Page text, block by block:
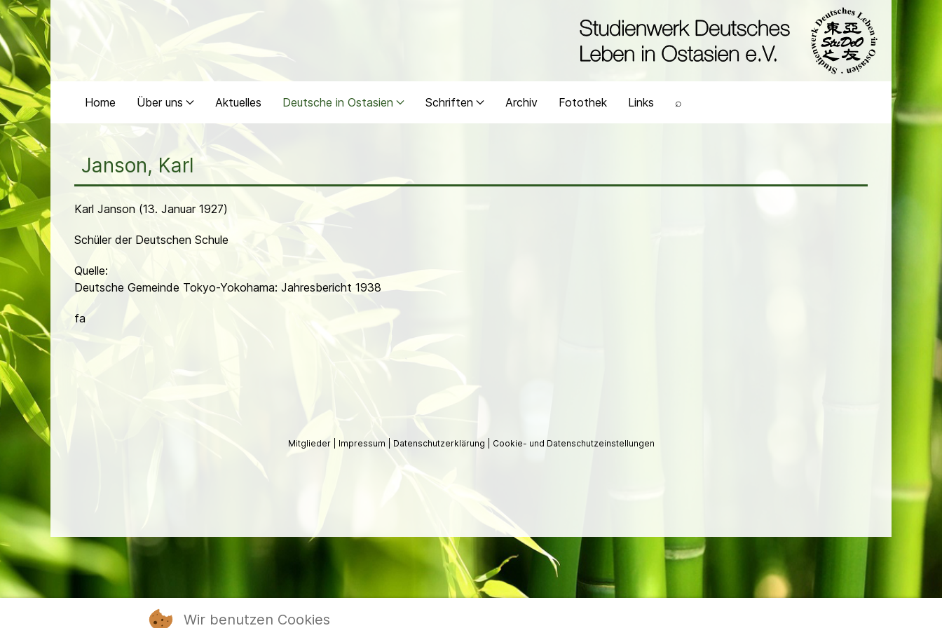
Home Über uns Aktuelles Deutsche in Ostasien Schriften Archiv Fotothek Links ⌕
Janson, Karl
Karl Janson (13. Januar 1927)
Schüler der Deutschen Schule
Quelle:
Deutsche Gemeinde Tokyo-Yokohama: Jahresbericht 1938
fa
Mitglieder Impressum Datenschutzerklärung Cookie- und Datenschutzeinstellungen
Wir benutzen Cookies